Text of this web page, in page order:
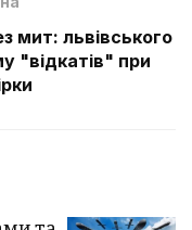
мит: львівського
"відкатів" при